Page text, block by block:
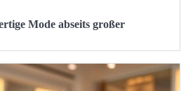
Mode abseits großer